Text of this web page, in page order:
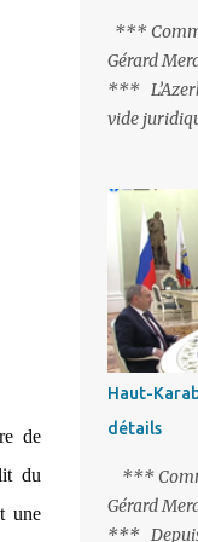
de
du
une
peine de
non voilées
n'est pas
les
***
Gérard
***
vide
frontière
(268km)
gardes-
militaire
jamais si
d’envoyer
221km de
pas de
même des
profitant de
surtout du
Haut-
détails
***
Gérard
*** Depuis